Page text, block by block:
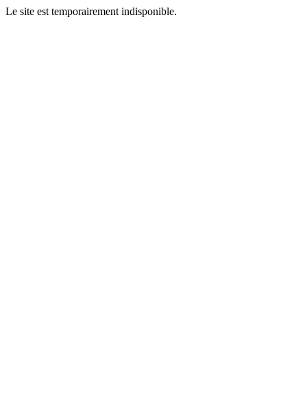
Le site est temporairement indisponible.